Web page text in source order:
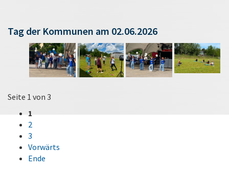
Tag der Kommunen am 02.06.2026
Seite 1 von 3
1
2
3
Vorwärts
Ende